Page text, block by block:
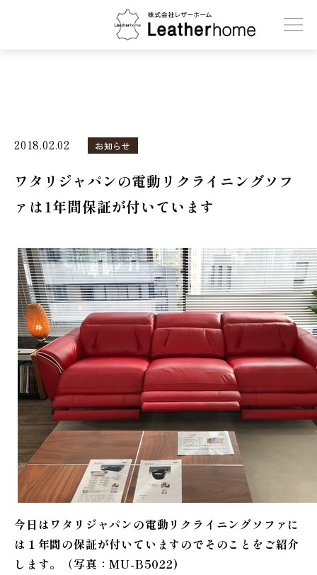
株式会社レザーホーム
2018.02.02 お知らせ
ワタリジャパンの電動リクライニングソフ
ァは1年間保証が付いています
今日はワタリジャパンの電動リクライニングソファに
は１年間の保証が付いていますのでそのことをご紹介
します。（写真：MU-B5022)